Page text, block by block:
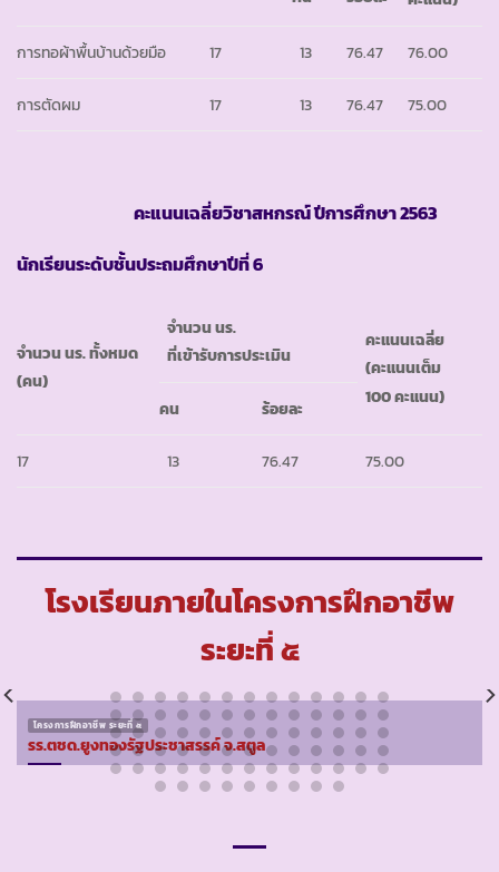
การทอผ้าพื้นบ้านด้วยมือ 17 13 76.47 76.00
การตัดผม 17 13 76.47 75.00
คะแนนเฉลี่ยวิชาสหกรณ์ ปีการศึกษา2563
นักเรียนระดับชั้นประถมศึกษาปีที่ 6
จำนวน นร. ทั้งหมด
(คน)
จำนวน นร.
ที่เข้ารับการประเมิน
คะแนนเฉลี่ย
(คะแนนเต็ม
100 คะแนน)
คน ร้อยละ
17 13 76.47 75.00
โรงเรียนภายในโครงการฝึกอาชีพ
ระยะที่ ๕
โครงการฝึกอาชีพ ระยะที่ ๕
รร.ตชด.ยูงทองรัฐประชาสรรค์ จ.สตูล